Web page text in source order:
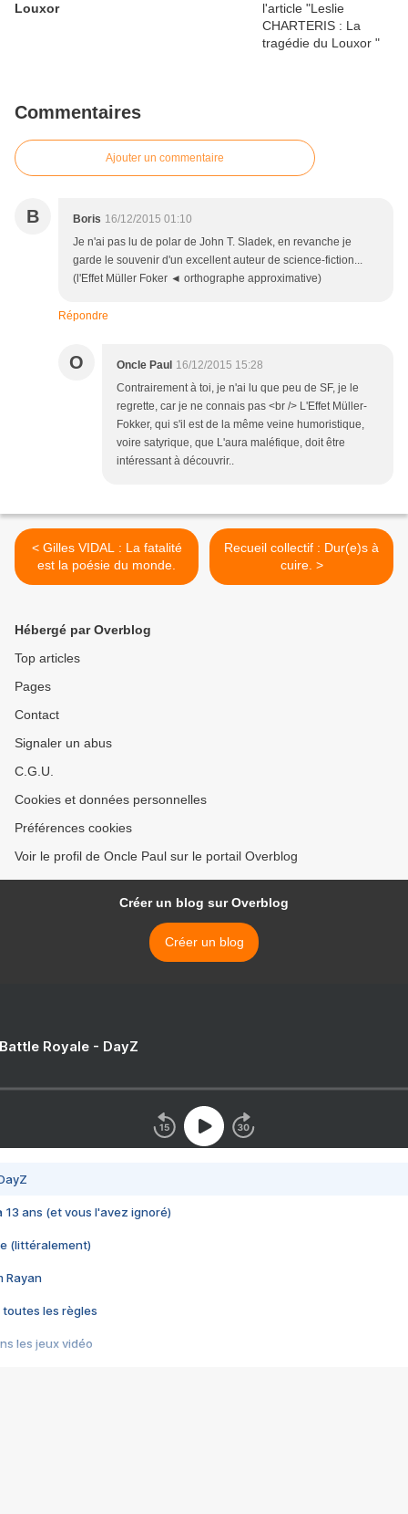
Louxor
Commentaires
Ajouter un commentaire
B Boris 16/12/2015 01:10
Je n'ai pas lu de polar de John T. Sladek, en revanche je
garde le souvenir d'un excellent auteur de science-fiction...
(l'Effet Müller Foker ◄ orthographe approximative)
Répondre
O Oncle Paul 16/12/2015 15:28
Contrairement à toi, je n'ai lu que peu de SF, je le
regrette, car je ne connais pas <br /> L'Effet Müller-
Fokker, qui s'il est de la même veine humoristique,
voire satyrique, que L'aura maléfique, doit être
intéressant à découvrir..
< Gilles VIDAL : La fatalité
est la poésie du monde.
Recueil collectif : Dur(e)s à
cuire. >
Hébergé par Overblog
Top articles
Pages
Contact
Signaler un abus
C.G.U.
Cookies et données personnelles
Préférences cookies
Voir le profil de Oncle Paul sur le portail Overblog
Créer un blog sur Overblog
Créer un blog
Royale - DayZ
13 ans (et vous l'avez ignoré)
(littéralement)
Rayan
toutes les règles
les jeux vidéo